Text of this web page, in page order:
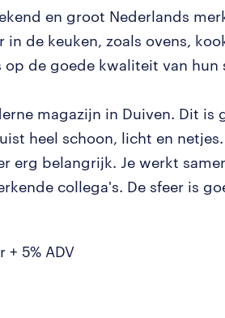
en groot Nederlands
de keuken, zoals ovens,
de goede kwaliteit van hun
magazijn in Duiven. Dit is
heel schoon, licht en
erg belangrijk. Je werkt
collega's. De sfeer is
+ 5% ADV